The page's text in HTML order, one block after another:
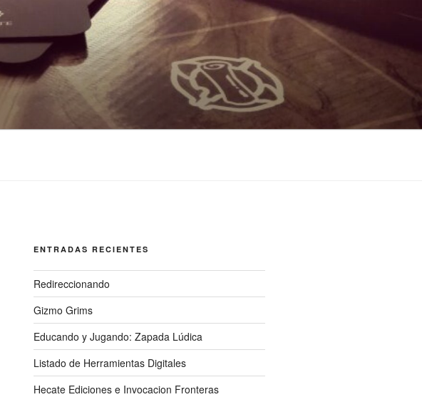
ENTRADAS RECIENTES
Redireccionando
Gizmo Grims
Educando y Jugando: Zapada Lúdica
Listado de Herramientas Digitales
Hecate Ediciones e Invocacion Fronteras